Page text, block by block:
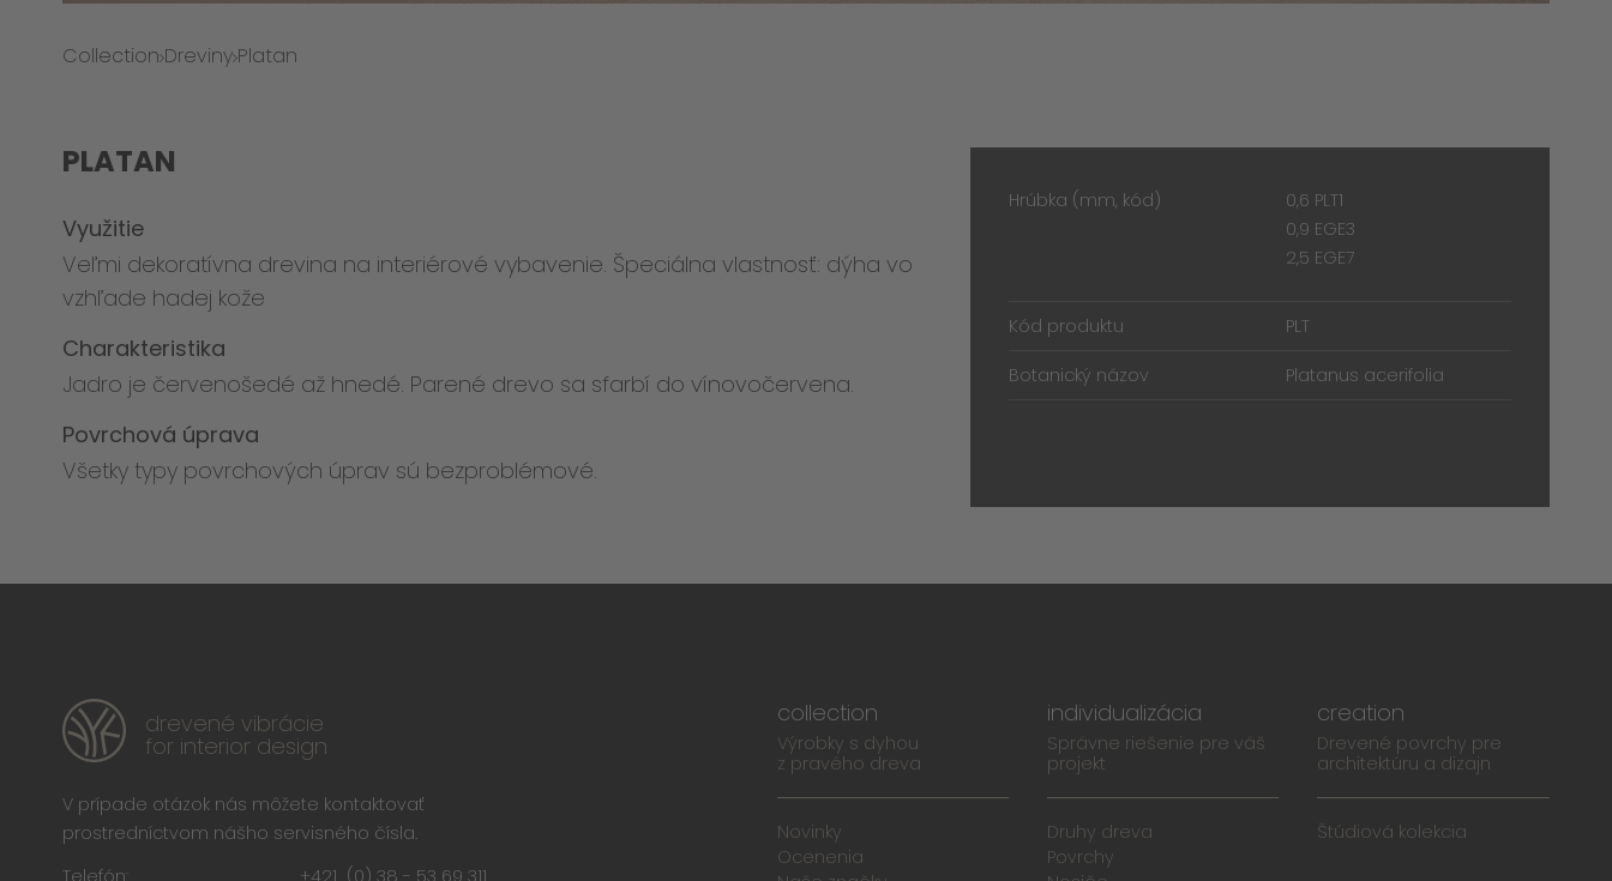
Collection Dreviny Platan
PLATAN
Využitie
Veľmi dekoratívna drevina na interiérové vybavenie. Špeciálna vlastnosť: dýha vo
vzhľade hadej kože
Charakteristika
Jadro je červenošedé až hnedé. Parené drevo sa sfarbí do vínovočervena.
Povrchová úprava
Všetky typy povrchových úprav sú bezproblémové.
Hrúbka (mm, kód)
0,6 PLT1
0,9 EGE3
2,5 EGE7
Kód produktu PLT
Botanický názov Platanus acerifolia
drevené vibrácie
for interior design
V prípade otázok nás môžete kontaktovať
prostredníctvom nášho servisného čísla.
Telefón:
+421 (0) 38 - 53 69 311
collection
Výrobky s dyhou
z pravého dreva
Novinky
Ocenenia
individualizácia
Správne riešenie pre váš
projekt
Druhy dreva
Povrchy
creation
Drevené povrchy pre
architektúru a dizajn
Štúdiová kolekcia